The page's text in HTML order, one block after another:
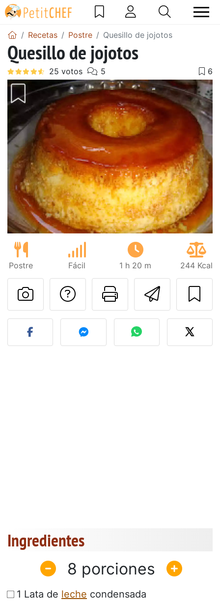
Recetas Postre Quesillo de jojotos
Quesillo de jojotos
Postre Fácil 1 h 20 m 244 Kcal
Imprimir
Preguntar al autor
Publicar la foto de esta
Ingredientes
8
1 Lata de leche condensada